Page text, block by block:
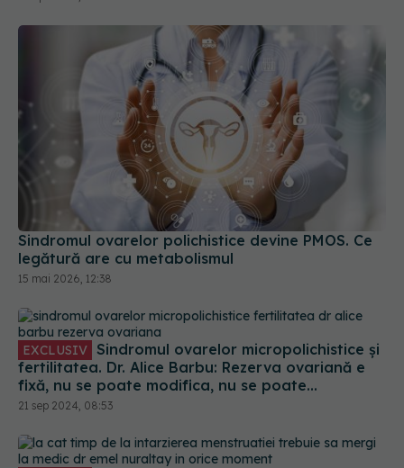
Sindromul ovarelor polichistice devine PMOS. Ce
legătură are cu metabolismul
15 mai 2026, 12:38
EXCLUSIV
fertilitatea. Dr. Alice Barbu: Rezerva ovariană e
fixă, nu se poate modifica, nu se poate
îmbunătăți
21 sep 2024, 08:53